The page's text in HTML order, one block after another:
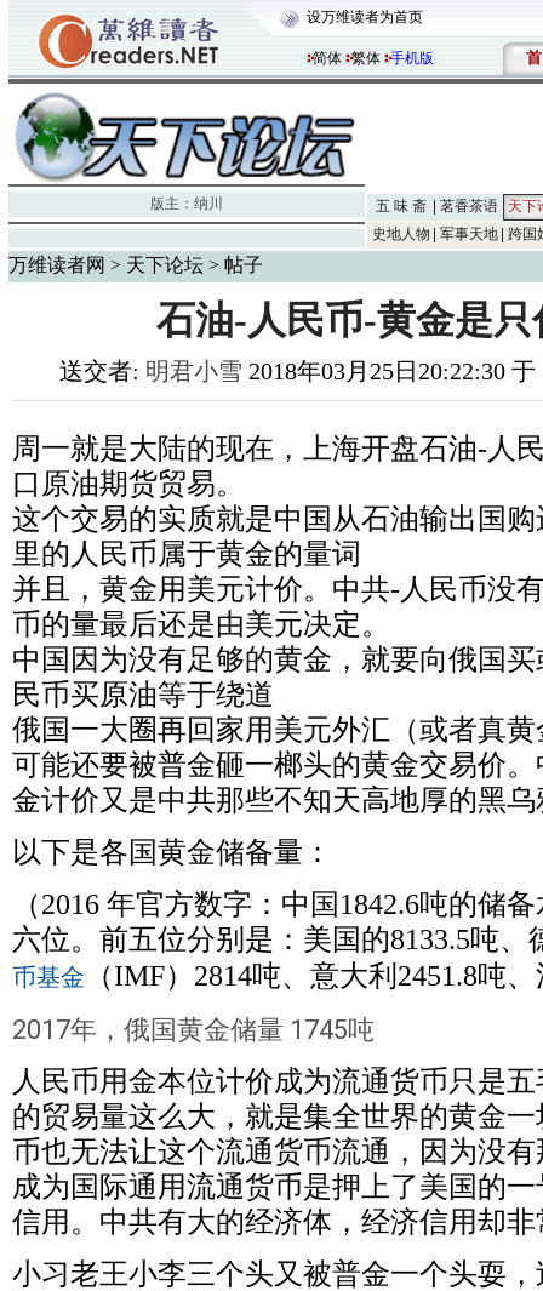
设万维读者为首页
简体 繁体 手机版 首
版主： 纳川 五 味 斋 茗香茶语
天下
史地人物
军事天地 跨国
万维读者网 > 天下论坛 > 帖子
石油-人民币-黄金是只
送交者: 明君小雪 2018年03月25日20:22:30
周一就是大陆的现在，上海开盘石油-人
口原油期货贸易。
这个交易的实质就是中国从石油输出国
里的人民币属于黄金的量词
并且，黄金用美元计价。中共-人民币没
币的量最后还是由美元决定。
中国因为没有足够的黄金，就要向俄国
民币买原油等于绕道
俄国一大圈再回家用美元外汇（或者真
可能还要被普金砸一榔头的黄金交易价
金计价又是中共那些不知天高地厚的黑
以下是各国黄金储备量：
（2016 年官方数字：中国1842.6吨的储
六位。前五位分别是：美国的8133.5吨、
币基金 （IMF）2814吨、意大利2451.8吨
2017年，俄国黄金储量 1745吨
人民币用金本位计价成为流通货币只是
的贸易量这么大， 就是集全世界的黄金
币也无法让这个流通货币流通，因为没
成为国际通用流通货币是押上了美国的
信用。中共有大的经济体，经济信用却
小习老王小李三个头又被普金一个头耍